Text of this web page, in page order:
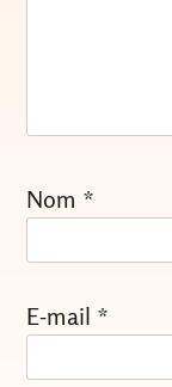
Nom *
E-mail *